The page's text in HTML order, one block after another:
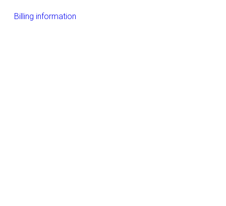
Billing information